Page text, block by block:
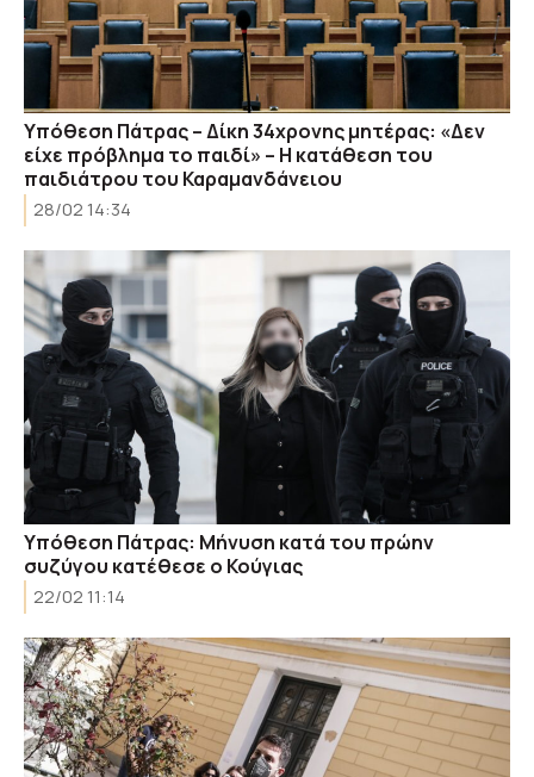
Υπόθεση Πάτρας – Δίκη 34χρονης μητέρας: «Δεν
είχε πρόβλημα το παιδί» – Η κατάθεση του
παιδιάτρου του Καραμανδάνειου
28/02 14:34
Υπόθεση Πάτρας: Μήνυση κατά του πρώην
συζύγου κατέθεσε ο Κούγιας
22/02 11:14